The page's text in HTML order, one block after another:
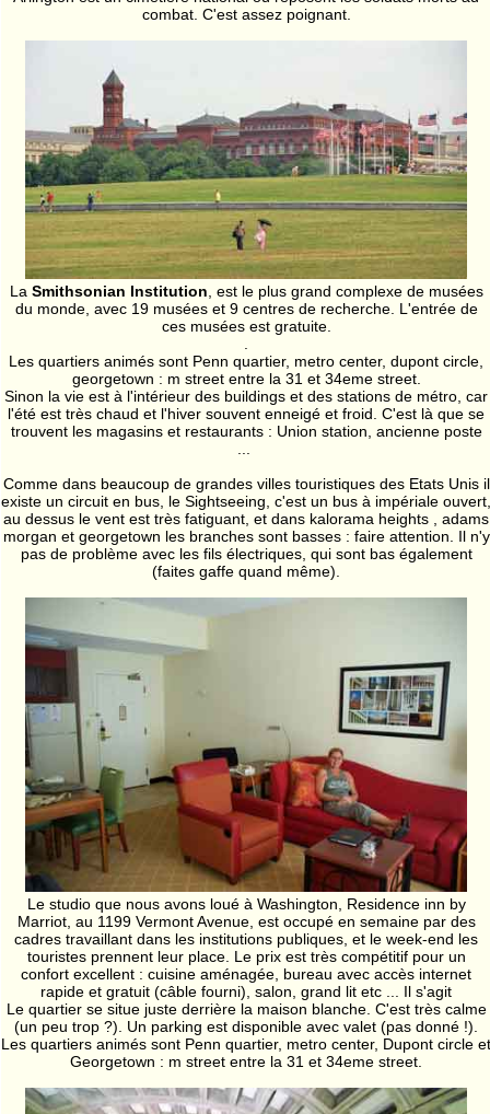
combat. C'est assez poignant.
La Smithsonian Institution , est le plus grand complexe de musées
du monde, avec 19 musées et 9 centres de recherche. L'entrée de
ces musées est gratuite.
Les quartiers animés sont Penn quartier, metro center, dupont circle,
georgetown : m street entre la 31 et 34eme street.
Sinon la vie est à l'intérieur des buildings et des stations de métro, car
l'été est très chaud et l'hiver souvent enneigé et froid. C'est là que se
trouvent les magasins et restaurants : Union station, ancienne poste
Comme dans beaucoup de grandes villes touristiques des Etats Unis il
existe un circuit en bus, le Sightseeing, c'est un bus à impériale ouvert,
au dessus le vent est très fatiguant, et dans kalorama heights , adams
morgan et georgetown les branches sont basses : faire attention. Il n'y
pas de problème avec les fils électriques, qui sont bas également
(faites gaffe quand même).
Le studio que nous avons loué à Washington, Residence inn by
Marriot, au 1199 Vermont Avenue, est occupé en semaine par des
cadres travaillant dans les institutions publiques, et le week-end les
touristes prennent leur place. Le prix est très compétitif pour un
confort excellent : cuisine aménagée, bureau avec accès internet
rapide et gratuit (câble fourni), salon, grand lit etc ... Il s'agit
Le quartier se situe juste derrière la maison blanche. C'est très calme
(un peu trop ?). Un parking est disponible avec valet (pas donné !).
Les quartiers animés sont Penn quartier, metro center, Dupont circle et
Georgetown : m street entre la 31 et 34eme street.